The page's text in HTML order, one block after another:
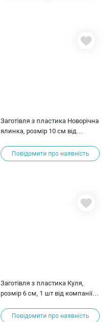
Заготівля з пластика Новорічна
ялинка, розмір 10 см від
Повідомити про наявність
Заготівля з пластика Куля,
розмір 6 см, 1 шт від компанії
Повідомити про наявність